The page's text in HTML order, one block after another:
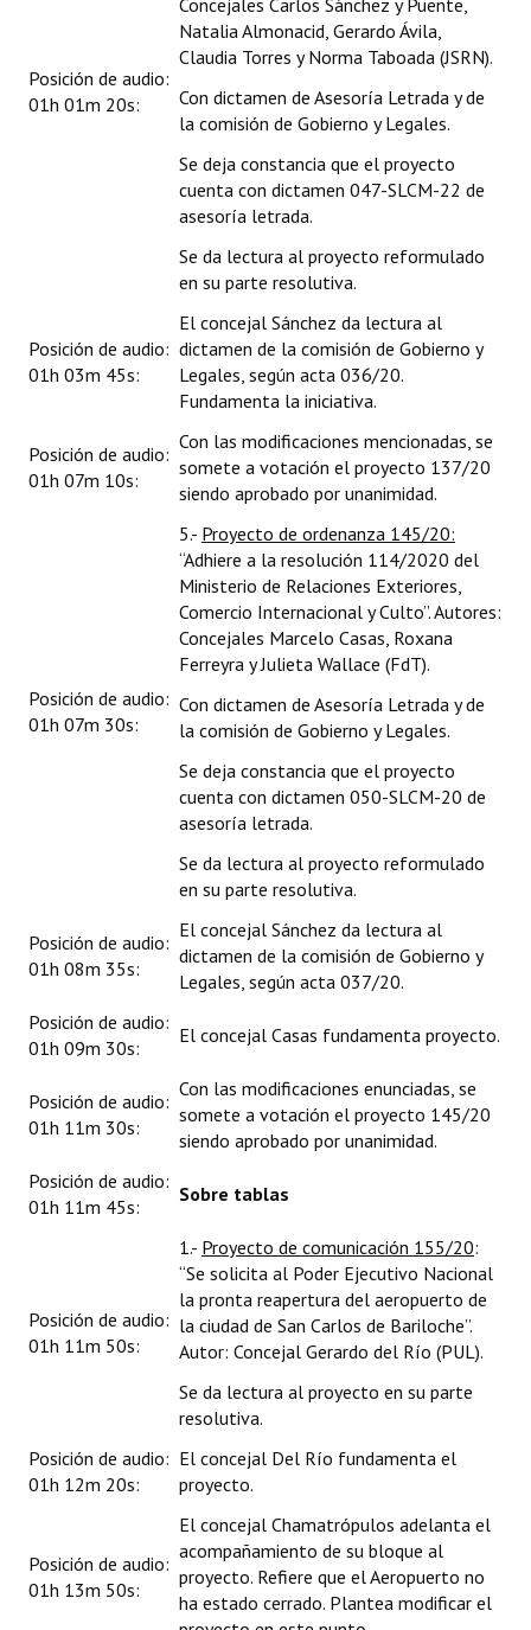
Posición de audio:
01h 01m 20s:
Concejales Carlos Sánchez y Puente,
Natalia Almonacid, Gerardo Ávila,
Claudia Torres y Norma Taboada (JSRN).
Con dictamen de Asesoría Letrada y de
la comisión de Gobierno y Legales.
Se deja constancia que el proyecto
cuenta con dictamen 047-SLCM-22 de
asesoría letrada.
Se da lectura al proyecto reformulado
en su parte resolutiva.
Posición de audio:
01h 03m 45s:
El concejal Sánchez da lectura al
dictamen de la comisión de Gobierno y
Legales, según acta 036/20.
Fundamenta la iniciativa.
Posición de audio:
01h 07m 10s:
Con las modificaciones mencionadas, se
somete a votación el proyecto 137/20
siendo aprobado por unanimidad.
Posición de audio:
01h 07m 30s:
5.- Proyecto de ordenanza 145/20:
“Adhiere a la resolución 114/2020 del
Ministerio de Relaciones Exteriores,
Comercio Internacional y Culto”. Autores:
Concejales Marcelo Casas, Roxana
Ferreyra y Julieta Wallace (FdT).
Con dictamen de Asesoría Letrada y de
la comisión de Gobierno y Legales.
Se deja constancia que el proyecto
cuenta con dictamen 050-SLCM-20 de
asesoría letrada.
Se da lectura al proyecto reformulado
en su parte resolutiva.
Posición de audio:
01h 08m 35s:
El concejal Sánchez da lectura al
dictamen de la comisión de Gobierno y
Legales, según acta 037/20.
Posición de audio:
01h 09m 30s:
El concejal Casas fundamenta proyecto.
Posición de audio:
01h 11m 30s:
Con las modificaciones enunciadas, se
somete a votación el proyecto 145/20
siendo aprobado por unanimidad.
Posición de audio:
01h 11m 45s:
Sobre tablas
Posición de audio:
01h 11m 50s:
1.- Proyecto de comunicación 155/20:
“Se solicita al Poder Ejecutivo Nacional
la pronta reapertura del aeropuerto de
la ciudad de San Carlos de Bariloche”.
Autor: Concejal Gerardo del Río (PUL).
Se da lectura al proyecto en su parte
resolutiva.
Posición de audio:
01h 12m 20s:
El concejal Del Río fundamenta el
proyecto.
Posición de audio:
01h 13m 50s:
El concejal Chamatrópulos adelanta el
acompañamiento de su bloque al
proyecto. Refiere que el Aeropuerto no
ha estado cerrado. Plantea modificar el